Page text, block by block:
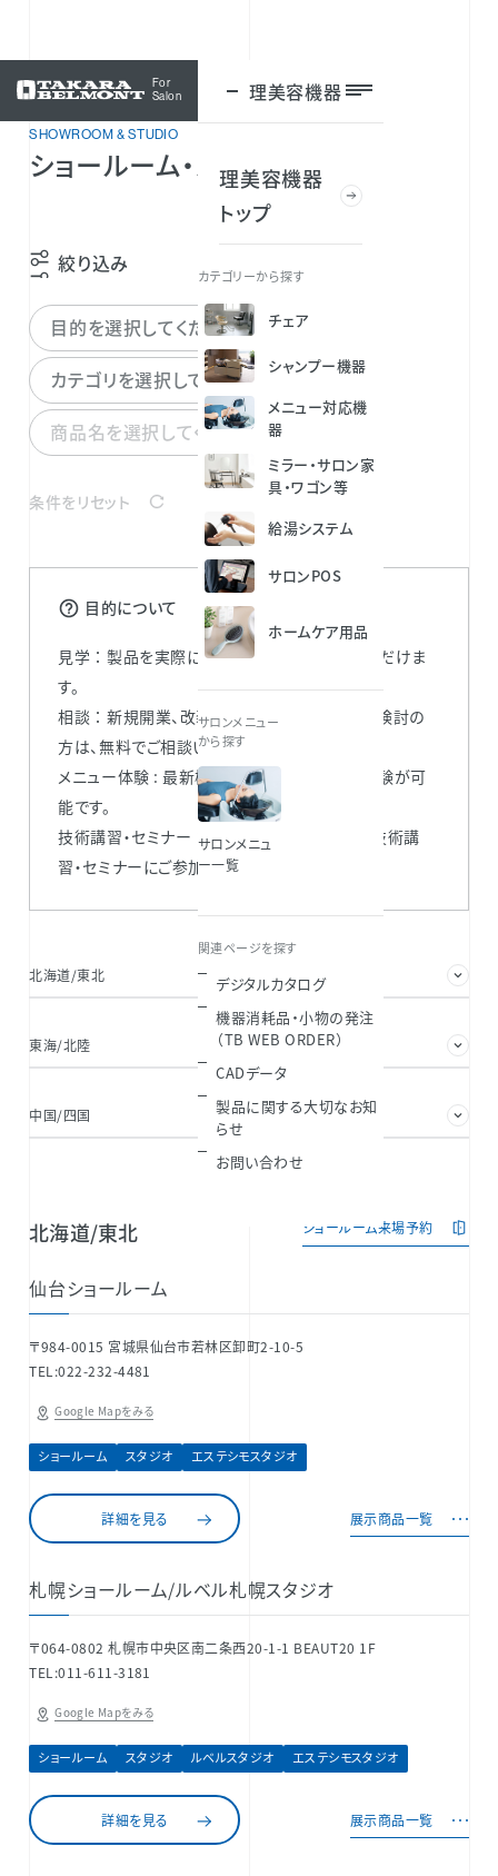
For
Salon
理美容機器
理美容機器
トップ
カテゴリーから探す
チェア
シャンプー機器
メニュー対応機
器
ミラー・サロン家
具・ワゴン等
給湯システム
サロンPOS
ホームケア用品
サロンメニュー
から探す
サロンメニュ
ー一覧
関連ページを探す
デジタルカタログ
機器消耗品・小物の発注
（TB WEB ORDER）
CADデータ
製品に関する大切なお知
らせ
お問い合わせ
ログイン
SHOWROOM & STUDIO
ショールーム・スタジオを探す
絞り込み
目的を選択してください
カテゴリを選択してください
商品名を選択してください
条件をリセット
目的について
見学 ： 製品を実際に見て・触って比較検討いただけま
す。
相談 ： 新規開業、改装や移転、支店の出店をご検討の
方は、無料でご相談いただけます。
メニュー体験 : 最新機器やサロンメニューの体験が可
能です。
技術講習・セミナー ： 各化粧品ブランドによる技術講
習・セミナーにご参加いただけます。
北海道/東北 関東/甲信
東海/北陸 関西
中国/四国 九州/沖縄
北海道/東北 ショールーム来場予約
仙台ショールーム
〒984-0015 宮城県仙台市若林区卸町2-10-5
TEL:022-232-4481
Google Mapをみる
ショールーム スタジオ エステシモスタジオ
詳細を見る 展示商品一覧
札幌ショールーム/ルベル札幌スタジオ
〒064-0802 札幌市中央区南二条西20-1-1 BEAUT20 1F
TEL:011-611-3181
Google Mapをみる
ショールーム スタジオ ルベルスタジオ エステシモスタジオ
詳細を見る 展示商品一覧